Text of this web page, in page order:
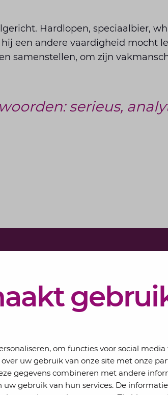
om functies voor social
uw gebruik van onze site met onze
gegevens combineren met andere
gebruik van hun services. De
Hardlopen, speciaalbier,
een andere vaardigheid mocht
samenstellen, om zijn
serieus,